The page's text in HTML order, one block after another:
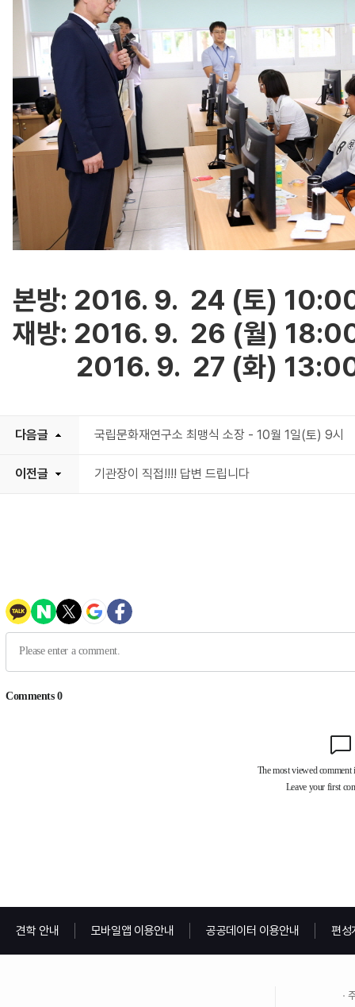
본방: 2016. 9. 24 (토)
재방: 2016. 9. 26 (월)
2016. 9. 27 (화)
다음글 국립문화재연구소 최맹식 소장 - 10월 1일(토) 9시
이전글 기관장이 직접!!!! 답변 드립니다
견학 안내 모바일앱 이용안내 공공데이터 이용안내 편성